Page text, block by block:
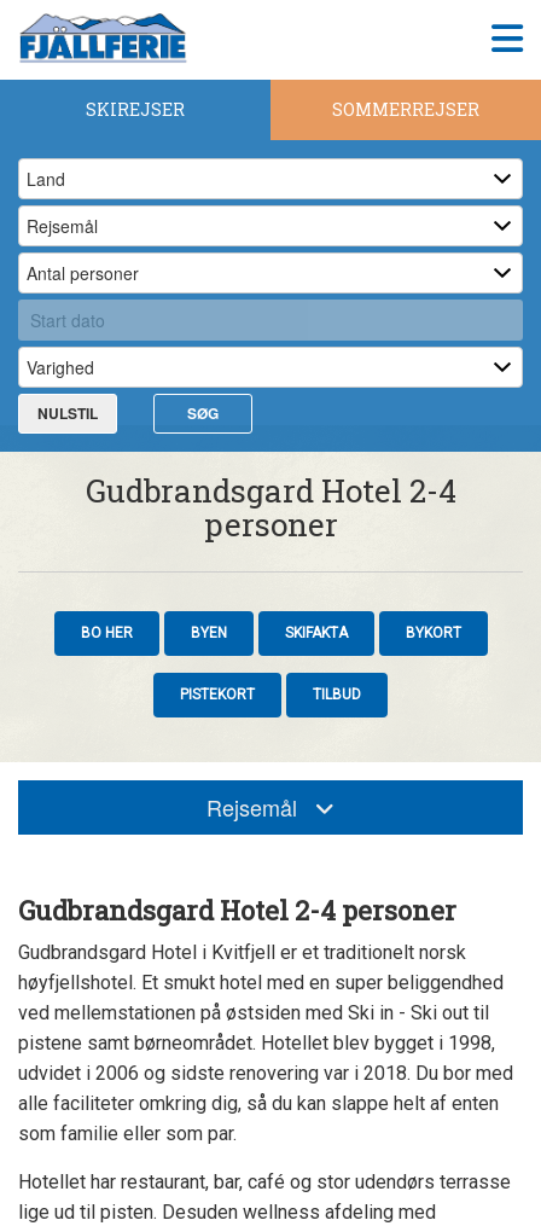
SKIREJSER SOMMERREJSER
NULSTIL SØG
Gudbrandsgard Hotel 2-4
personer
BO HER BYEN SKIFAKTA BYKORT
PISTEKORT TILBUD
Rejsemål
Gudbrandsgard Hotel 2-4 personer
Gudbrandsgard Hotel i Kvitfjell er et traditionelt norsk
høyfjellshotel. Et smukt hotel med en super beliggendhed
ved mellemstationen på østsiden med Ski in - Ski out til
pistene samt børneområdet. Hotellet blev bygget i 1998,
udvidet i 2006 og sidste renovering var i 2018. Du bor med
alle faciliteter omkring dig, så du kan slappe helt af enten
som familie eller som par.
Hotellet har restaurant, bar, café og stor udendørs terrasse
lige ud til pisten. Desuden wellness afdeling med